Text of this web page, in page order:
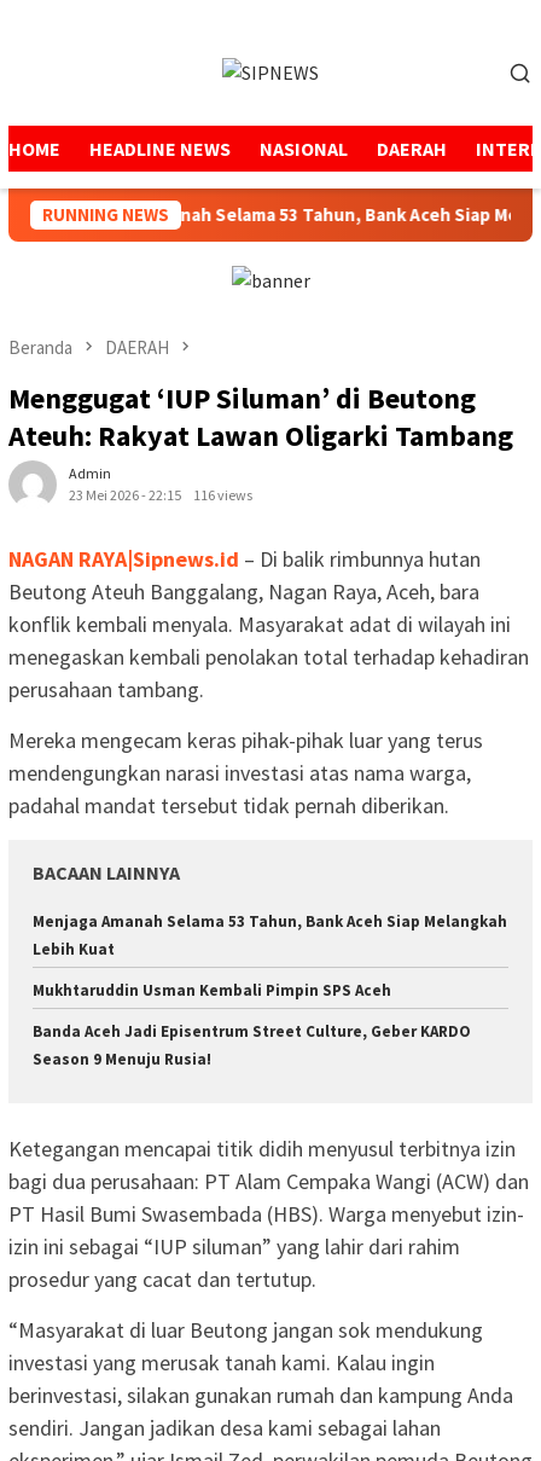
HOME HEADLINE NEWS NASIONAL DAERAH
RUNNING NEWS
Menjaga Amanah Selama 53 Tahun, Bank Aceh Siap
Beranda DAERAH
Menggugat ‘IUP Siluman’ di Beutong
Ateuh: Rakyat Lawan Oligarki Tambang
Admin
23 Mei 2026 - 22:15
116 views
NAGAN RAYA|Sipnews.id – Di balik rimbunnya hutan
Beutong Ateuh Banggalang, Nagan Raya, Aceh, bara
konflik kembali menyala. Masyarakat adat di wilayah ini
menegaskan kembali penolakan total terhadap kehadiran
perusahaan tambang.
Mereka mengecam keras pihak-pihak luar yang terus
mendengungkan narasi investasi atas nama warga,
padahal mandat tersebut tidak pernah diberikan.
BACAAN LAINNYA
Menjaga Amanah Selama 53 Tahun, Bank Aceh Siap Melangkah
Lebih Kuat
Mukhtaruddin Usman Kembali Pimpin SPS Aceh
Banda Aceh Jadi Episentrum Street Culture, Geber KARDO
Season 9 Menuju Rusia!
Ketegangan mencapai titik didih menyusul terbitnya izin
bagi dua perusahaan: PT Alam Cempaka Wangi (ACW) dan
PT Hasil Bumi Swasembada (HBS). Warga menyebut izin-
izin ini sebagai “IUP siluman” yang lahir dari rahim
prosedur yang cacat dan tertutup.
“Masyarakat di luar Beutong jangan sok mendukung
investasi yang merusak tanah kami. Kalau ingin
berinvestasi, silakan gunakan rumah dan kampung Anda
sendiri. Jangan jadikan desa kami sebagai lahan